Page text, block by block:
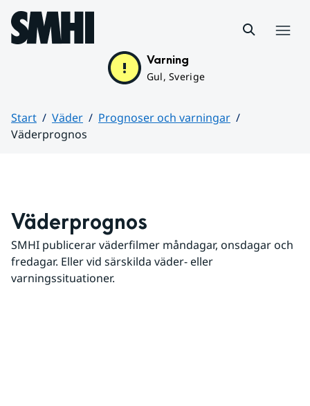
Hoppa till sidans innehåll
Varning
Gul, Sverige
Start Väder
Prognoser och varningar
Väderprognos
Väderprognos
SMHI publicerar väderfilmer måndagar, onsdagar och
fredagar. Eller vid särskilda väder- eller
varningssituationer.